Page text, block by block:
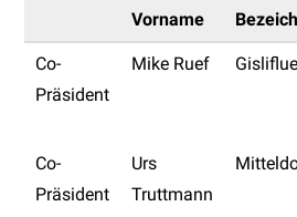
Vorname
Co-
Präsident
Mike Ruef
Co-
Präsident
Urs
Truttmann